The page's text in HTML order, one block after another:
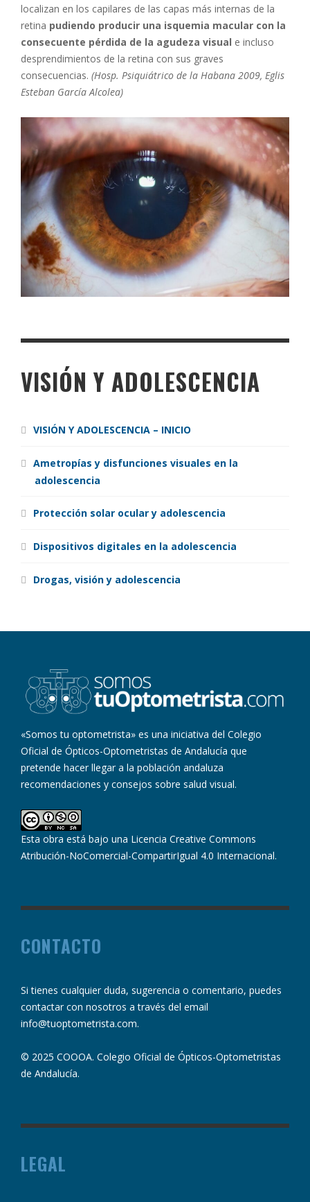
localizan en los capilares de las capas más internas de la
retina pudiendo producir una isquemia macular con la
consecuente pérdida de la agudeza visual e incluso
desprendimientos de la retina con sus graves
consecuencias. (Hosp. Psiquiátrico de la Habana 2009, Eglis
Esteban García Alcolea)
VISIÓN Y ADOLESCENCIA
VISIÓN Y ADOLESCENCIA – INICIO
Ametropías y disfunciones visuales en la
adolescencia
Protección solar ocular y adolescencia
Dispositivos digitales en la adolescencia
Drogas, visión y adolescencia
«Somos tu optometrista» es una iniciativa del Colegio
Oficial de Ópticos-Optometristas de Andalucía que
pretende hacer llegar a la población andaluza
recomendaciones y consejos sobre salud visual.
Esta obra está bajo una Licencia Creative Commons
Atribución-NoComercial-CompartirIgual 4.0 Internacional.
CONTACTO
Si tienes cualquier duda, sugerencia o comentario, puedes
contactar con nosotros a través del email
info@tuoptometrista.com.
© 2025 COOOA. Colegio Oficial de Ópticos-Optometristas
de Andalucía.
LEGAL